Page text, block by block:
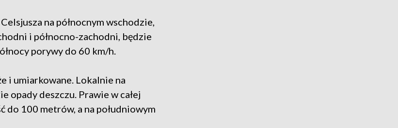
na północnym wschodzie,
i północno-zachodni, będzie
porywy do 60 km/h.
i umiarkowane. Lokalnie na
opady deszczu. Prawie w całej
do 100 metrów, a na południowym